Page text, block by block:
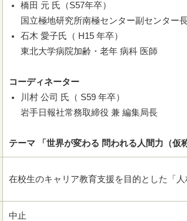
橋田 元 氏（S57年卒）
国立極地研究所南極センター副センター
石木 愛子氏（ H15 年卒）
東北大学病院加齢・老年 病科 医師
コーディネーター
川村 公司 氏（ S59 年卒）
岩手日報社常務取締役 兼 編集局長
テーマ 「世界が変わる 問われる人間力（仮
在校生のキャリア教育支援を目的とした「
中止